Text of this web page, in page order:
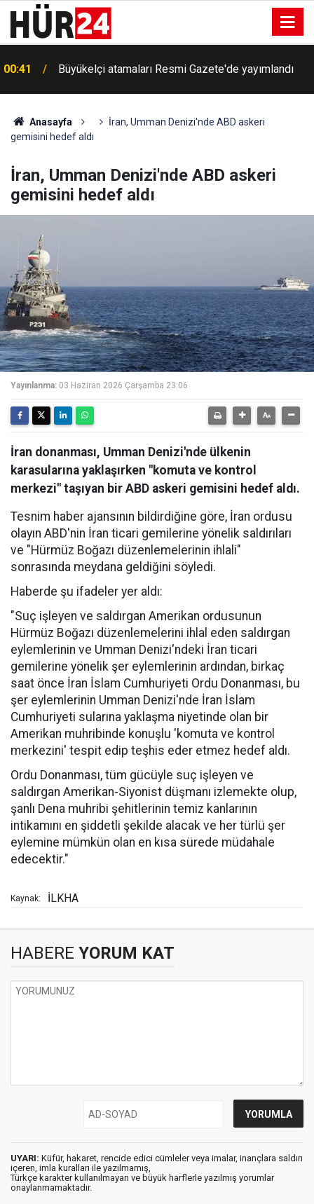
00:41 Büyükelçi atamaları Resmi Gazete'de yayımlandı
Anasayfa
İran, Umman Denizi'nde ABD askeri
gemisini hedef aldı
İran, Umman Denizi'nde ABD askeri
gemisini hedef aldı
Yayınlanma: 03 Haziran 2026 Çarşamba 23:06
İran donanması, Umman Denizi'nde ülkenin
karasularına yaklaşırken "komuta ve kontrol
merkezi" taşıyan bir ABD askeri gemisini hedef aldı.
Tesnim haber ajansının bildirdiğine göre, İran ordusu
olayın ABD'nin İran ticari gemilerine yönelik saldırıları
ve "Hürmüz Boğazı düzenlemelerinin ihlali"
sonrasında meydana geldiğini söyledi.
Haberde şu ifadeler yer aldı:
"Suç işleyen ve saldırgan Amerikan ordusunun
Hürmüz Boğazı düzenlemelerini ihlal eden saldırgan
eylemlerinin ve Umman Denizi'ndeki İran ticari
gemilerine yönelik şer eylemlerinin ardından, birkaç
saat önce İran İslam Cumhuriyeti Ordu Donanması, bu
şer eylemlerinin Umman Denizi'nde İran İslam
Cumhuriyeti sularına yaklaşma niyetinde olan bir
Amerikan muhribinde konuşlu 'komuta ve kontrol
merkezini' tespit edip teşhis eder etmez hedef aldı.
Ordu Donanması, tüm gücüyle suç işleyen ve
saldırgan Amerikan-Siyonist düşmanı izlemekte olup,
şanlı Dena muhribi şehitlerinin temiz kanlarının
intikamını en şiddetli şekilde alacak ve her türlü şer
eylemine mümkün olan en kısa sürede müdahale
edecektir."
Kaynak: İLKHA
HABERE YORUM KAT
UYARI: Küfür, hakaret, rencide edici cümleler veya imalar, inançlara saldırı
içeren, imla kuralları ile yazılmamış,
Türkçe karakter kullanılmayan ve büyük harflerle yazılmış yorumlar
onaylanmamaktadır.